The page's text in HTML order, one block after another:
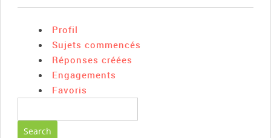
Profil
Sujets commencés
Réponses créées
Engagements
Favoris